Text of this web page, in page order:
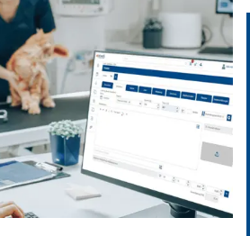
Schnellzugriff
Service &
Kontakt
WDT-Marktplatz